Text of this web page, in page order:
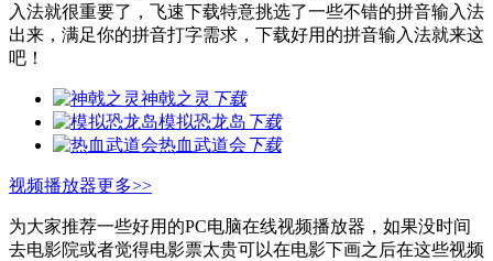
入法就很重要了，飞速下载特意挑选了一些不错的拼音输入法
出来，满足你的拼音打字需求，下载好用的拼音输入法就来这
吧！
神戟之灵 下载
模拟恐龙岛 下载
热血武道会 下载
视频播放器更多>>
为大家推荐一些好用的PC电脑在线视频播放器，如果没时间
去电影院或者觉得电影票太贵可以在电影下画之后在这些视频